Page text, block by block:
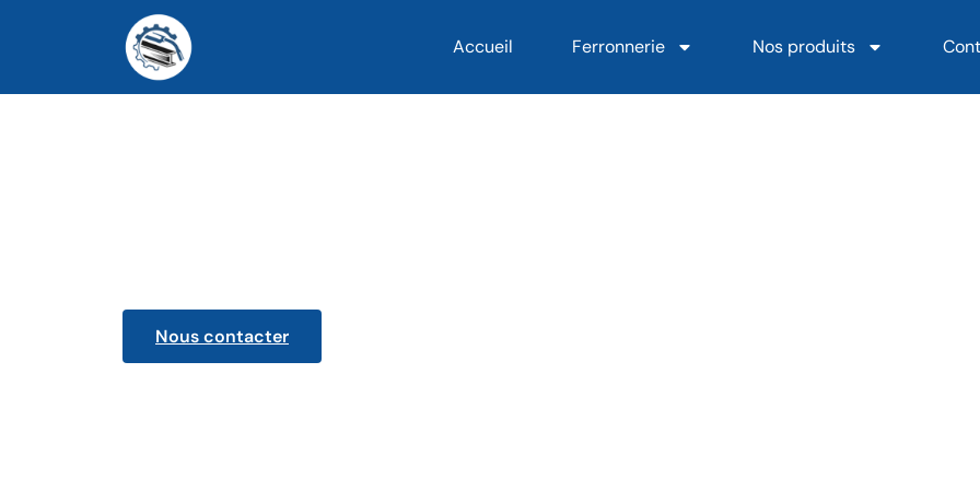
Accueil Ferronnerie Nos produits
Nous contacter